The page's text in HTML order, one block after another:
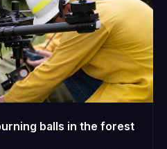
balls in the forest